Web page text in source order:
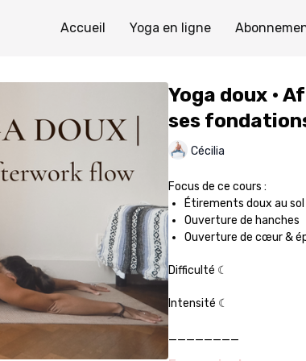
Accueil Yoga en ligne
Yoga doux •
ses
Cécilia
Focus de ce cours :
Étirements doux au sol
Ouverture de hanches
Ouverture de cœur &
Difficulté ☾
Intensité ☾
________